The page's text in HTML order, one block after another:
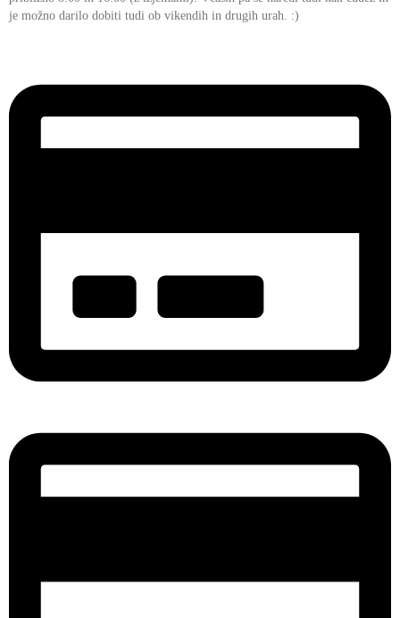
je možno darilo dobiti tudi ob vikendih in drugih urah. :)